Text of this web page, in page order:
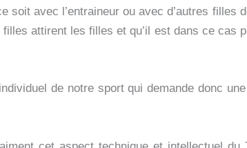
soit avec l’entraineur ou avec d’autres
attirent les filles et qu’il est dans ce cas
de notre sport qui demande donc